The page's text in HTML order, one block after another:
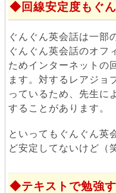
回線安定度もぐ
ぐんぐん英会話は一部
ぐんぐん英会話のオフ
ためインターネットの
ます。対するレアジョ
っているため、先生に
することがあります。
といってもぐんぐん英
ど安定してないけど（
テキストで勉強